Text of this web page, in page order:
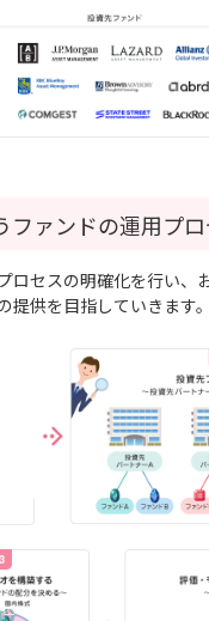
ファンドの運用プ
ロセスの明確化を行い、
提供を目指していきます。